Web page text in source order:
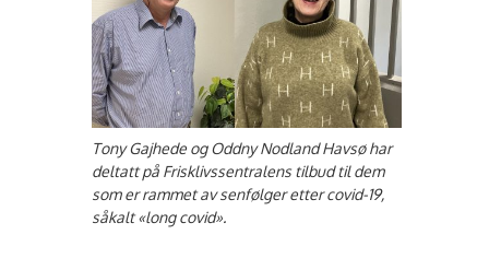
Tony Gajhede og Oddny Nodland Havsø har
deltatt på Frisklivssentralens tilbud til dem
som er rammet av senfølger etter covid-19,
såkalt «long covid».